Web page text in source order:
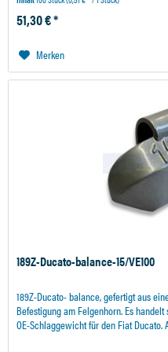
51,30 € *
Merken
189Z-Ducato-balance-15/VE100
189Z-Ducato- balance, gefertigt aus
Befestigung am Felgenhorn. Es
OE-Schlaggewicht für den Fiat